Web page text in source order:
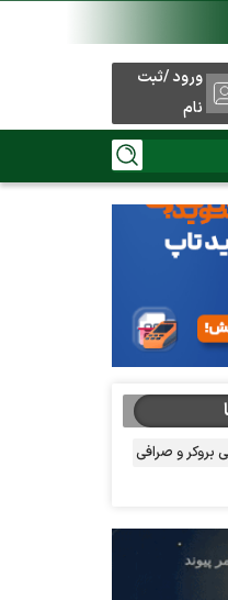
ورود /ثبت
نام
بروکر و صرافی